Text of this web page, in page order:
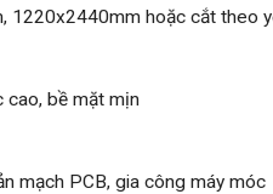
1220x2440mm hoặc cắt theo
cao, bề mặt mịn
mạch PCB, gia công máy móc